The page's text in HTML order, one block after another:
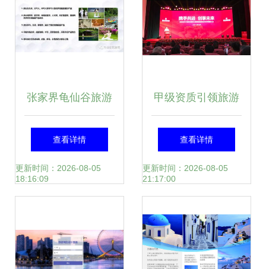
张家界龟仙谷旅游
景区开发项目商业
计划书
查看详情
更新时间：2026-08-05
18:16:09
甲级资质引领旅游
开发项目策划咨询
的专业价值
查看详情
更新时间：2026-08-05
21:17:00